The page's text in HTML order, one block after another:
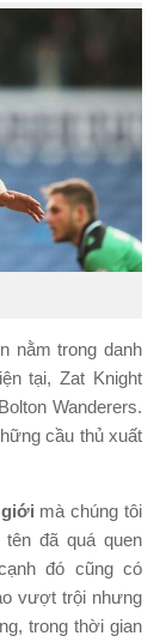
nằm trong danh
tại, Zat Knight
Wanderers.
cầu thủ xuất
mà chúng tôi
đã quá quen
đó cũng có
vượt trội nhưng
trong thời gian